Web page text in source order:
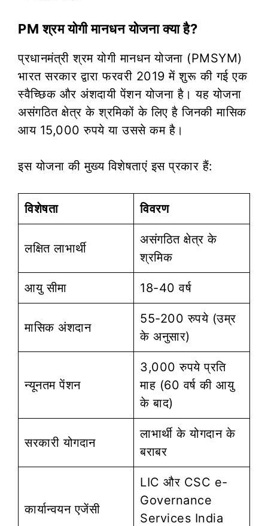
PM श्रम योगी मानधन योजना क्या है?
प्रधानमंत्री श्रम योगी मानधन योजना (PMSYM)
भारत सरकार द्वारा फरवरी 2019 में शुरू की गई एक
स्वैच्छिक और अंशदायी पेंशन योजना है। यह योजना
असंगठित क्षेत्र के श्रमिकों के लिए है जिनकी मासिक
आय 15,000 रुपये या उससे कम है।
इस योजना की मुख्य विशेषताएं इस प्रकार हैं:
विशेषता विवरण
लक्षित लाभार्थी
असंगठित क्षेत्र के
श्रमिक
आयु सीमा 18-40 वर्ष
मासिक अंशदान
55-200 रुपये (उम्र
के अनुसार)
न्यूनतम पेंशन
3,000 रुपये प्रति
माह (60 वर्ष की आयु
के बाद)
सरकारी योगदान
लाभार्थी के योगदान के
बराबर
कार्यान्वयन एजेंसी
LIC और CSC e-
Governance
Services India